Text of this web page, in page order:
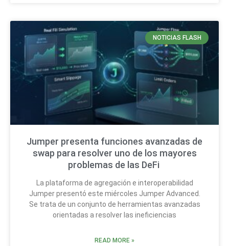
NOTICIAS FLASH
Jumper presenta funciones avanzadas de
swap para resolver uno de los mayores
problemas de las DeFi
La plataforma de agregación e interoperabilidad
Jumper presentó este miércoles Jumper Advanced.
Se trata de un conjunto de herramientas avanzadas
orientadas a resolver las ineficiencias
READ MORE »